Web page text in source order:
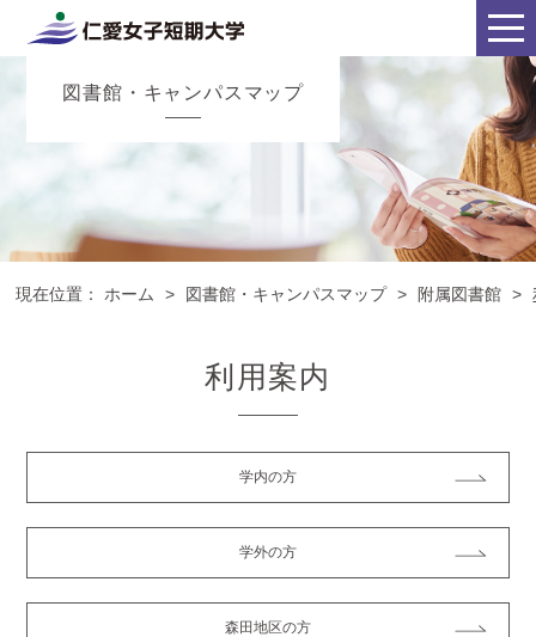
図書館・キャンパスマップ
現在位置： ホーム > 図書館・キャンパスマップ > 附属図書館 >
利用案内
学内の方
学外の方
森田地区の方